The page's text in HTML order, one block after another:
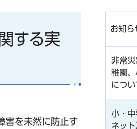
する実
害を未然に防止す
お知ら
非常
稚園
につい
小・
ネッ